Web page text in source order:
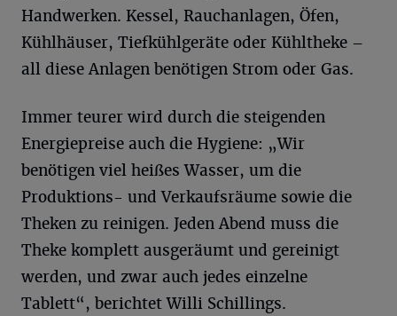
Handwerken. Kessel, Rauchanlagen, Öfen,
Kühlhäuser, Tiefkühlgeräte oder Kühltheke –
all diese Anlagen benötigen Strom oder Gas.
Immer teurer wird durch die steigenden
Energiepreise auch die Hygiene: „Wir
benötigen viel heißes Wasser, um die
Produktions- und Verkaufsräume sowie die
Theken zu reinigen. Jeden Abend muss die
Theke komplett ausgeräumt und gereinigt
werden, und zwar auch jedes einzelne
Tablett“, berichtet Willi Schillings.